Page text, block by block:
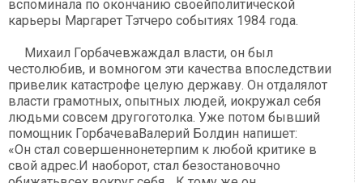
вспоминала по окончанию своейполитической
карьеры Маргарет Тэтчеро событиях 1984 года.
Михаил Горбачевжаждал власти, он был
честолюбив, и вомногом эти качества впоследствии
привелик катастрофе целую державу. Он отдалялот
власти грамотных, опытных людей, иокружал себя
людьми совсем другоготолка. Уже потом бывший
помощник ГорбачеваВалерий Болдин напишет:
«Он стал совершеннонетерпим к любой критике в
свой адрес.И наоборот, стал безостановочно